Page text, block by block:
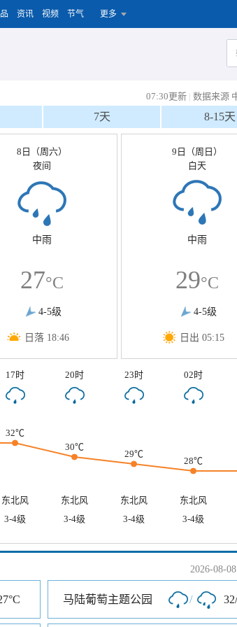
资讯 视频 节气 更多
07:30更新 | 数据来源
7天 8-15天
8日（周六）
夜间
中雨
27°C
4-5级
日落 18:46
9日（周日）
白天
中雨
29°C
4-5级
日出 05:15
17时 20时 23时 02时
32℃
30℃
29℃
28℃
东北风 东北风 东北风 东北风
3-4级
3-4级 3-4级 3-4级
2026-08-
马陆葡萄主题公园 /